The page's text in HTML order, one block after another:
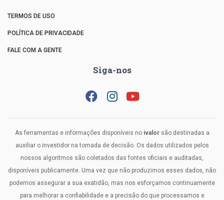
TERMOS DE USO
POLÍTICA DE PRIVACIDADE
FALE COM A GENTE
Siga-nos
As ferramentas e informações disponíveis no ivalorsão destinadas a
auxiliar o investidor na tomada de decisão. Os dados utilizados pelos
nossos algoritmos são coletados das fontes oficiais e auditadas,
disponíveis publicamente. Uma vez que não produzimos esses dados, não
podemos assegurar a sua exatidão, mas nos esforçamos continuamente
para melhorar a confiabilidade e a precisão do que processamos e